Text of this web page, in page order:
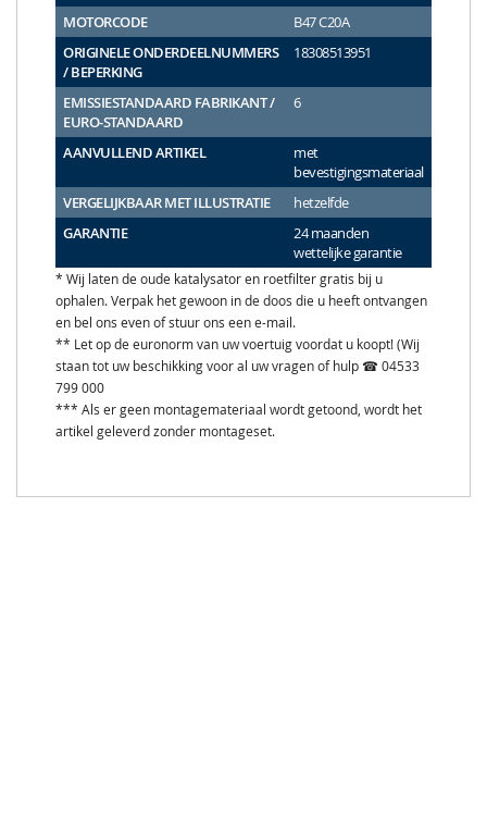
MOTORCODE
B47 C20A
ORIGINELE ONDERDEELNUMMERS
/ BEPERKING
18308513951
EMISSIESTANDAARD FABRIKANT /
EURO-STANDAARD
6
AANVULLEND ARTIKEL
met
bevestigingsmateriaal
VERGELIJKBAAR MET ILLUSTRATIE
hetzelfde
GARANTIE
24 maanden
wettelijke garantie
* Wij laten de oude katalysator en roetfilter gratis bij u
ophalen. Verpak het gewoon in de doos die u heeft ontvangen
en bel ons even of stuur ons een e-mail.
** Let op de euronorm van uw voertuig voordat u koopt! (Wij
staan tot uw beschikking voor al uw vragen of hulp ☎ 04533
799 000
*** Als er geen montagemateriaal wordt getoond, wordt het
artikel geleverd zonder montageset.